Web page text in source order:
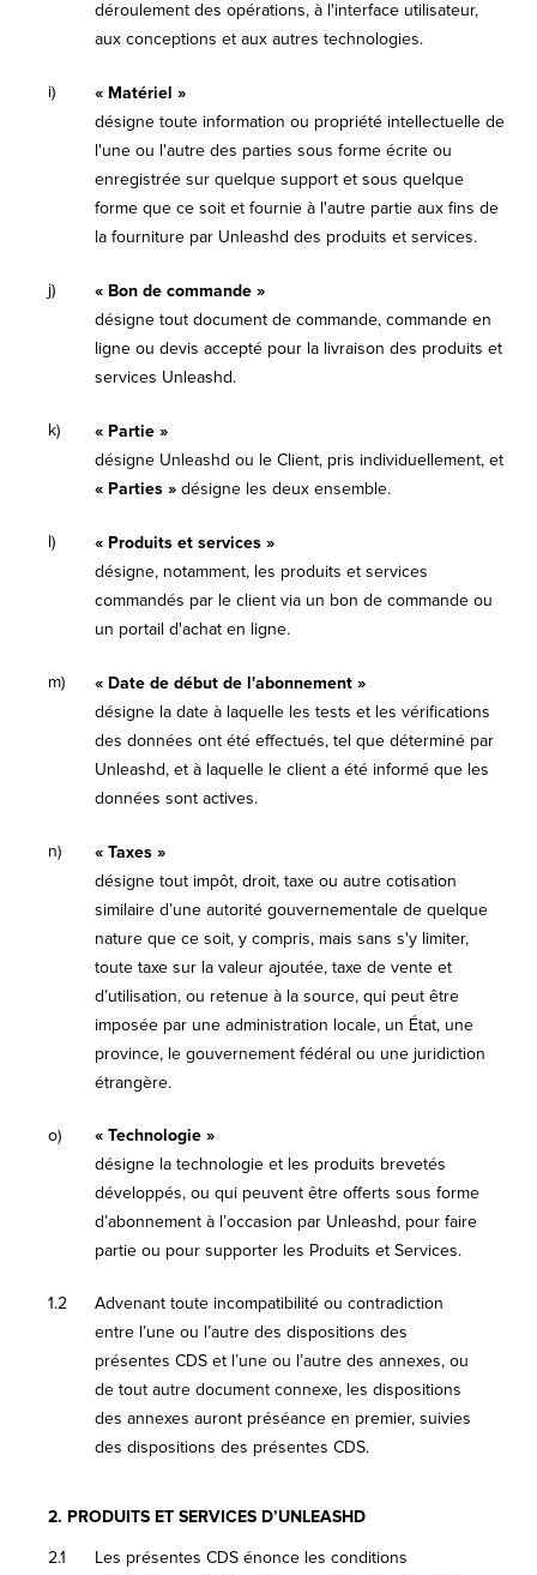
déroulement des opérations, à l'interface utilisateur,
aux conceptions et aux autres technologies.
i)
« Matériel »
désigne toute information ou propriété intellectuelle de
l'une ou l'autre des parties sous forme écrite ou
enregistrée sur quelque support et sous quelque
forme que ce soit et fournie à l'autre partie aux fins de
la fourniture par Unleashd des produits et services.
j)
« Bon de commande »
désigne tout document de commande, commande en
ligne ou devis accepté pour la livraison des produits et
services Unleashd.
k)
« Partie »
désigne Unleashd ou le Client, pris individuellement, et
« Parties » désigne les deux ensemble.
l)
« Produits et services »
désigne, notamment, les produits et services
commandés par le client via un bon de commande ou
un portail d'achat en ligne.
m)
« Date de début de l'abonnement »
désigne la date à laquelle les tests et les vérifications
des données ont été effectués, tel que déterminé par
Unleashd, et à laquelle le client a été informé que les
données sont actives.
n)
« Taxes »
désigne tout impôt, droit, taxe ou autre cotisation
similaire d’une autorité gouvernementale de quelque
nature que ce soit, y compris, mais sans s'y limiter,
toute taxe sur la valeur ajoutée, taxe de vente et
d’utilisation, ou retenue à la source, qui peut être
imposée par une administration locale, un État, une
province, le gouvernement fédéral ou une juridiction
étrangère.
o)
« Technologie »
désigne la technologie et les produits brevetés
développés, ou qui peuvent être offerts sous forme
d’abonnement à l’occasion par Unleashd, pour faire
partie ou pour supporter les Produits et Services.
1.2
Advenant toute incompatibilité ou contradiction
entre l’une ou l’autre des dispositions des
présentes CDS et l’une ou l’autre des annexes, ou
de tout autre document connexe, les dispositions
des annexes auront préséance en premier, suivies
des dispositions des présentes CDS.
2. PRODUITS ET SERVICES D’UNLEASHD
2.1
Les présentes CDS énonce les conditions